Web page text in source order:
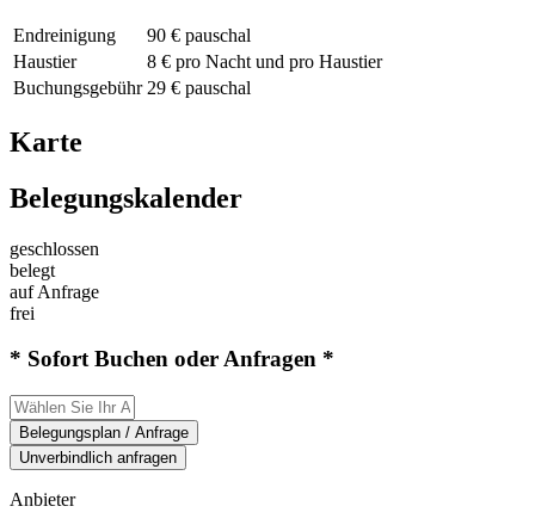
Endreinigung
90 € pauschal
Haustier
8 € pro Nacht und pro Haustier
Buchungsgebühr 29 € pauschal
Karte
Belegungskalender
geschlossen
belegt
auf Anfrage
frei
* Sofort Buchen oder Anfragen *
Belegungsplan / Anfrage
Unverbindlich anfragen
Anbieter